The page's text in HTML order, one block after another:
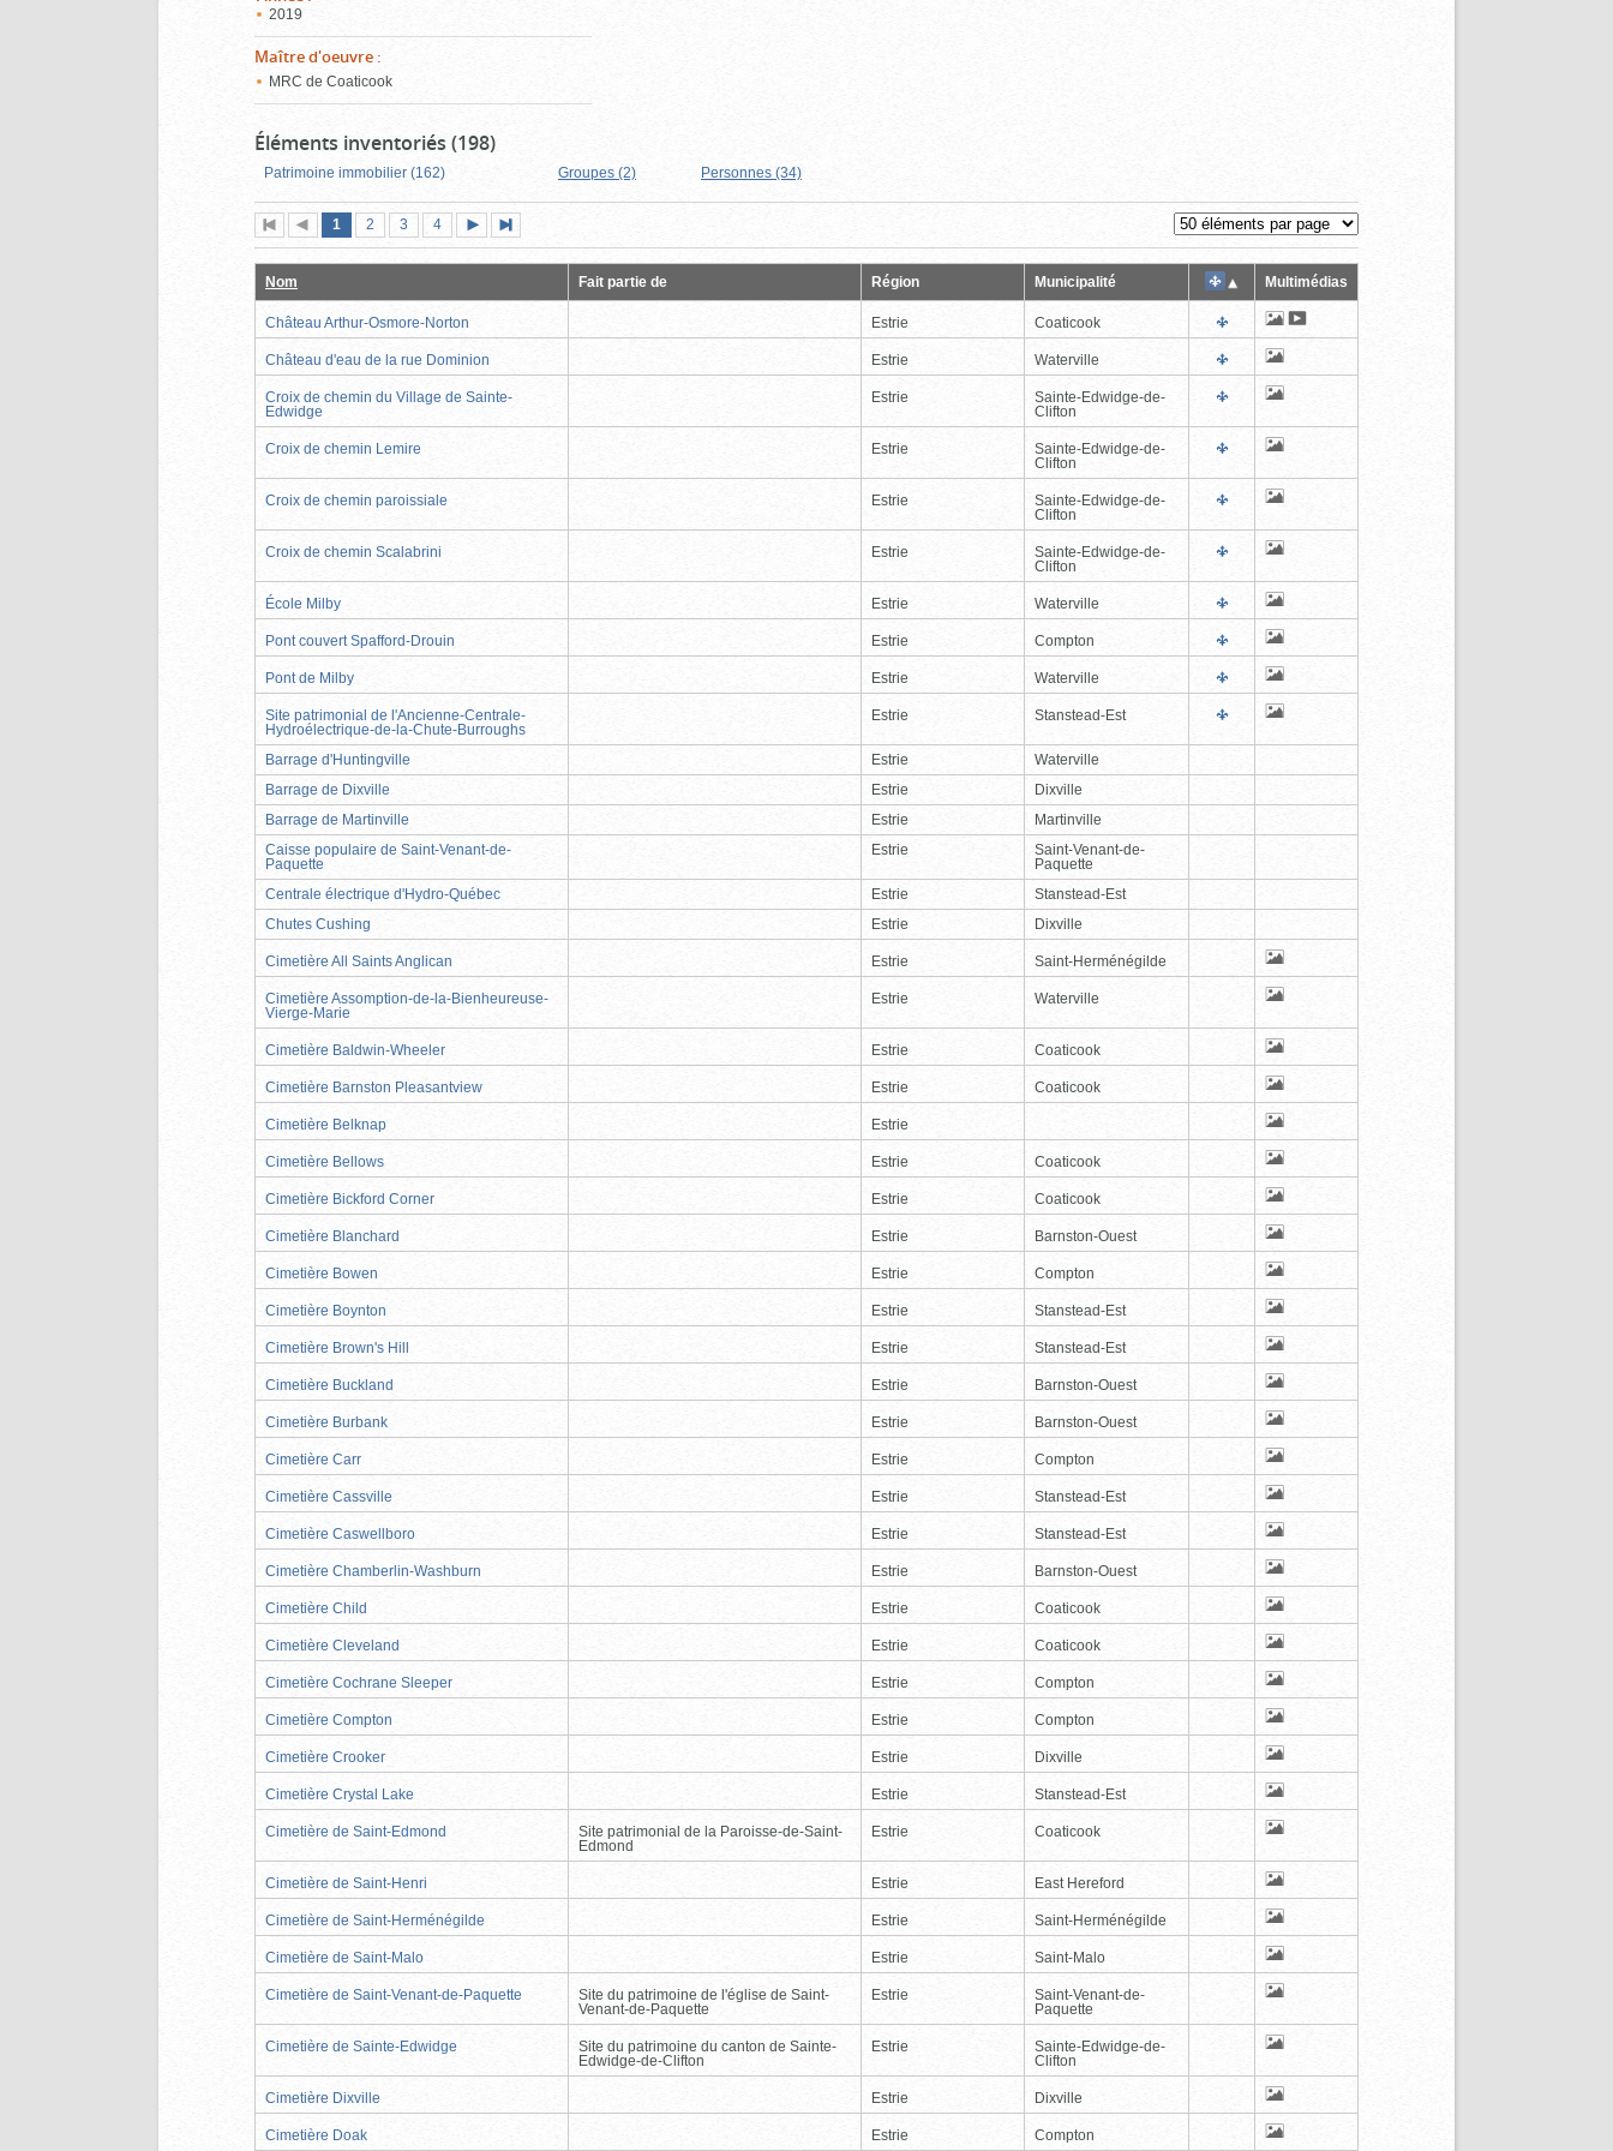
2019
Maître d'oeuvre :
MRC de Coaticook
Éléments inventoriés (198)
Patrimoine immobilier (162) Groupes (2) Personnes (34)
Première
page
Page
précédente
Page
1 (page
actuelle)
Page
2 Page
3 Page
4
suivante
page
Nom Fait partie de Région Municipalité Multimédias
Château Arthur-Osmore-Norton Estrie Coaticook
Château d'eau de la rue Dominion Estrie Waterville
Croix de chemin du Village de Sainte-
Edwidge
Estrie
Sainte-Edwidge-de-
Clifton
Croix de chemin Lemire Estrie
Sainte-Edwidge-de-
Clifton
Croix de chemin paroissiale Estrie
Sainte-Edwidge-de-
Clifton
Croix de chemin Scalabrini Estrie
Sainte-Edwidge-de-
Clifton
École Milby Estrie Waterville
Pont couvert Spafford-Drouin Estrie Compton
Pont de Milby Estrie Waterville
Site patrimonial de l'Ancienne-Centrale-
Hydroélectrique-de-la-Chute-Burroughs
Estrie Stanstead-Est
Barrage d'Huntingville Estrie
Waterville
Barrage de Dixville
Estrie
Dixville
Barrage de Martinville
Estrie
Martinville
Caisse populaire de Saint-Venant-de-
Paquette
Estrie
Saint-Venant-de-
Paquette
Centrale électrique d'Hydro-Québec
Estrie
Stanstead-Est
Chutes Cushing
Estrie Dixville
Cimetière All Saints Anglican Estrie Saint-Herménégilde
Cimetière Assomption-de-la-Bienheureuse-
Vierge-Marie
Estrie Waterville
Cimetière Baldwin-Wheeler Estrie Coaticook
Cimetière Barnston Pleasantview Estrie Coaticook
Cimetière Belknap Estrie
Cimetière Bellows Estrie Coaticook
Cimetière Bickford Corner Estrie Coaticook
Cimetière Blanchard Estrie Barnston-Ouest
Cimetière Bowen Estrie Compton
Cimetière Boynton Estrie Stanstead-Est
Cimetière Brown's Hill Estrie Stanstead-Est
Cimetière Buckland Estrie Barnston-Ouest
Cimetière Burbank Estrie Barnston-Ouest
Cimetière Carr Estrie Compton
Cimetière Cassville Estrie Stanstead-Est
Cimetière Caswellboro Estrie Stanstead-Est
Cimetière Chamberlin-Washburn Estrie Barnston-Ouest
Cimetière Child Estrie Coaticook
Cimetière Cleveland Estrie Coaticook
Cimetière Cochrane Sleeper Estrie Compton
Cimetière Compton Estrie Compton
Cimetière Crooker Estrie Dixville
Cimetière Crystal Lake Estrie Stanstead-Est
Cimetière de Saint-Edmond
Site patrimonial de la Paroisse-de-Saint-
Edmond
Estrie Coaticook
Cimetière de Saint-Henri Estrie East Hereford
Cimetière de Saint-Herménégilde Estrie Saint-Herménégilde
Cimetière de Saint-Malo Estrie Saint-Malo
Cimetière de Saint-Venant-de-Paquette
Site du patrimoine de l'église de Saint-
Venant-de-Paquette
Estrie
Saint-Venant-de-
Paquette
Cimetière de Sainte-Edwidge
Site du patrimoine du canton de Sainte-
Edwidge-de-Clifton
Estrie
Sainte-Edwidge-de-
Clifton
Cimetière Dixville Estrie Dixville
Cimetière Doak Estrie Compton